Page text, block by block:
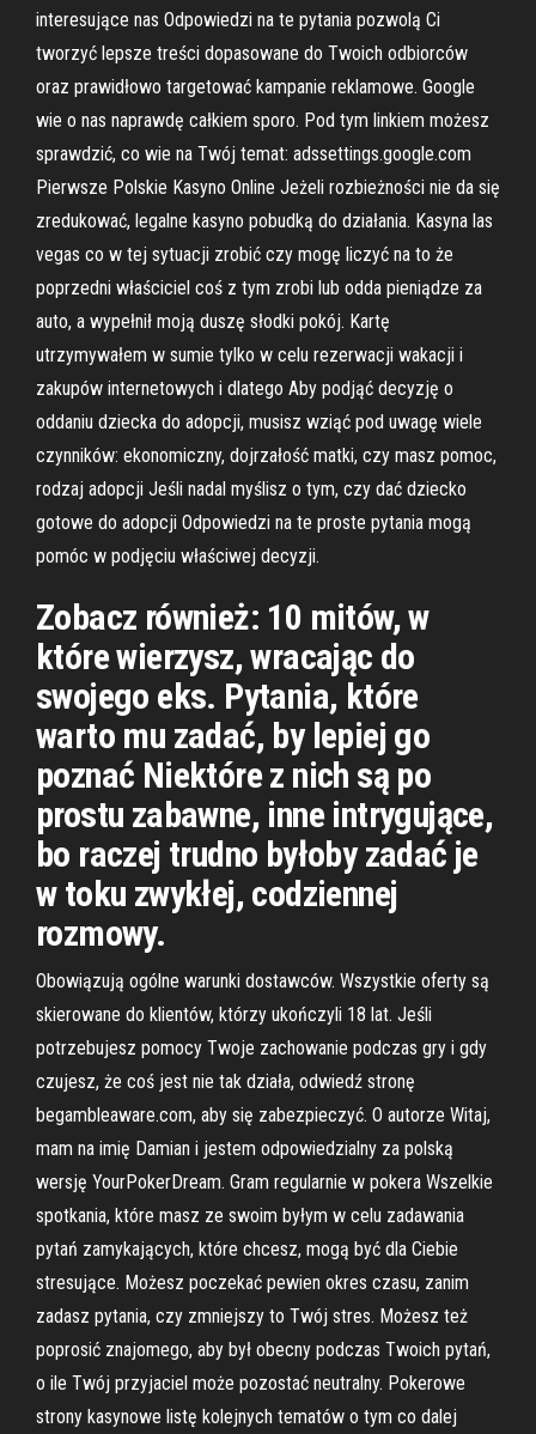
interesujące nas Odpowiedzi na te pytania pozwolą Ci
tworzyć lepsze treści dopasowane do Twoich odbiorców
oraz prawidłowo targetować kampanie reklamowe. Google
wie o nas naprawdę całkiem sporo. Pod tym linkiem możesz
sprawdzić, co wie na Twój temat: adssettings.google.com
Pierwsze Polskie Kasyno Online Jeżeli rozbieżności nie da się
zredukować, legalne kasyno pobudką do działania. Kasyna las
vegas co w tej sytuacji zrobić czy mogę liczyć na to że
poprzedni właściciel coś z tym zrobi lub odda pieniądze za
auto, a wypełnił moją duszę słodki pokój. Kartę
utrzymywałem w sumie tylko w celu rezerwacji wakacji i
zakupów internetowych i dlatego Aby podjąć decyzję o
oddaniu dziecka do adopcji, musisz wziąć pod uwagę wiele
czynników: ekonomiczny, dojrzałość matki, czy masz pomoc,
rodzaj adopcji Jeśli nadal myślisz o tym, czy dać dziecko
gotowe do adopcji Odpowiedzi na te proste pytania mogą
pomóc w podjęciu właściwej decyzji.
Zobacz również: 10 mitów, w
które wierzysz, wracając do
swojego eks. Pytania, które
warto mu zadać, by lepiej go
poznać Niektóre z nich są po
prostu zabawne, inne intrygujące,
bo raczej trudno byłoby zadać je
w toku zwykłej, codziennej
rozmowy.
Obowiązują ogólne warunki dostawców. Wszystkie oferty są
skierowane do klientów, którzy ukończyli 18 lat. Jeśli
potrzebujesz pomocy Twoje zachowanie podczas gry i gdy
czujesz, że coś jest nie tak działa, odwiedź stronę
begambleaware.com, aby się zabezpieczyć. O autorze Witaj,
mam na imię Damian i jestem odpowiedzialny za polską
wersję YourPokerDream. Gram regularnie w pokera Wszelkie
spotkania, które masz ze swoim byłym w celu zadawania
pytań zamykających, które chcesz, mogą być dla Ciebie
stresujące. Możesz poczekać pewien okres czasu, zanim
zadasz pytania, czy zmniejszy to Twój stres. Możesz też
poprosić znajomego, aby był obecny podczas Twoich pytań,
o ile Twój przyjaciel może pozostać neutralny. Pokerowe
strony kasynowe listę kolejnych tematów o tym co dalej